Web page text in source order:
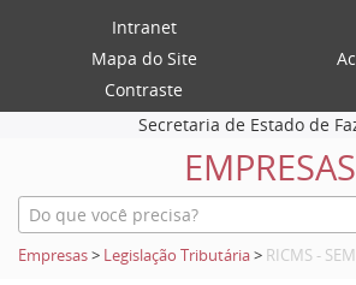
Intranet
Mapa do Site
Contraste
Secretaria de Estado de
EMPRESAS
Empresas> Legislação Tributária> RICMS -